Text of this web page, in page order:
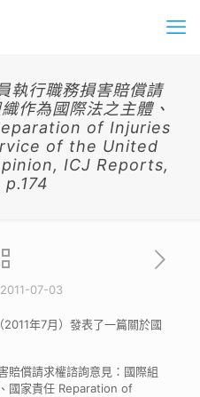
執行職務損害賠償請
作為國際法之主體、
of Injuries
of the United
ICJ Reports,
p.174
2011-07-03
年7月）發表了一篇關於國
賠償請求權諮詢意見：國際組
國家責任 Reparation of